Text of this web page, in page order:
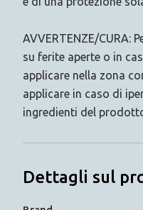
AVVERTENZE/CURA:
su ferite aperte o in
applicare nella zona
applicare in caso di
ingredienti del
Dettagli sul